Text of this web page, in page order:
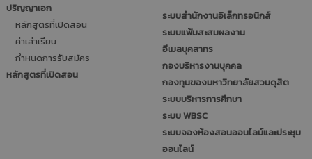
ปริญญาเอก
หลักสูตรที่เปิดสอน
ค่าเล่าเรียน
กำหนดการรับสมัคร
หลักสูตรที่เปิดสอน
ระบบสำนักงานอิเล็กทรอนิกส์
ระบบแฟ้มสะสมผลงาน
อีเมลบุคลากร
กองบริหารงานบุคคล
กองทุนของมหาวิทยาลัยสวนดุสิต
ระบบบริหารการศึกษา
ระบบ WBSC
ระบบจองห้องสอนออนไลน์และประชุม
ออนไลน์